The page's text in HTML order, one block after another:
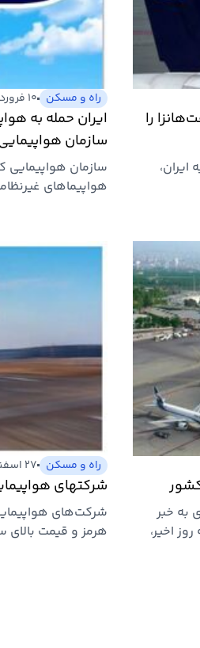
را
راه و مسکن ۱۰ فروردین ۱۴۰۵
ایران حمله به
سازمان
سازمان هواپیمایی
هواپیماهای
به خبر
اخیر،
راه و مسکن ۲۷ اسفند ۱۴۰۴
شرکتهای
شرکت‌های
هرمز و قیمت بالای